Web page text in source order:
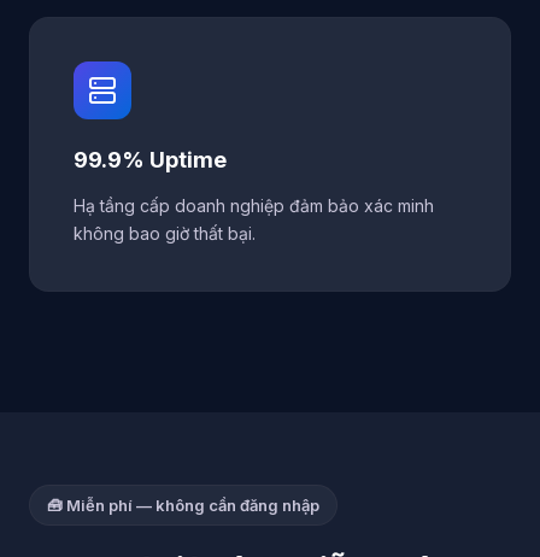
99.9% Uptime
Hạ tầng cấp doanh nghiệp đảm bảo xác minh
không bao giờ thất bại.
🧰 Miễn phí — không cần đăng nhập